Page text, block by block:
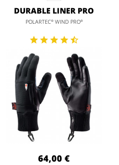
DURABLE LINER PRO
POLARTEC®WIND PRO®
64,00 €